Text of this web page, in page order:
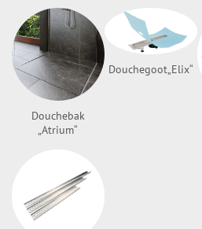
Douchebak
„Atrium“
Douchegoot„Elix“